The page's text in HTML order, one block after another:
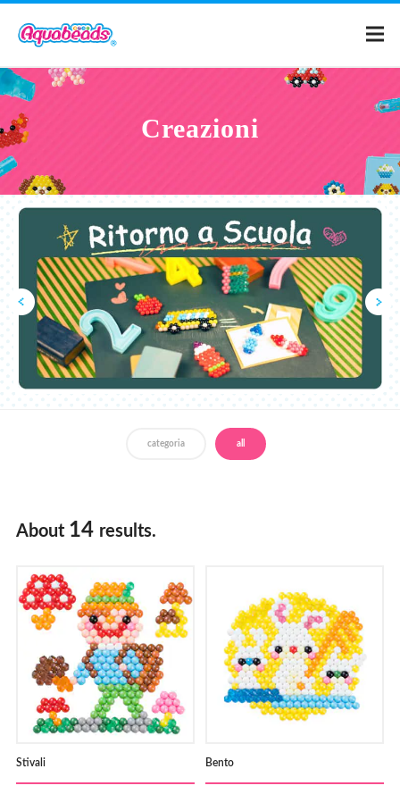
Cos'è Aquabeads?
Video
Per i genitori
Francais Deutsch
Creazioni
categoria all
About 14 results.
Stivali Bento